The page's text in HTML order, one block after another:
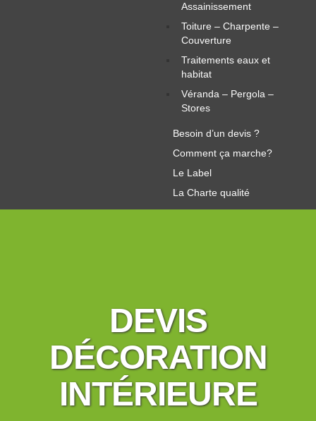
Assainissement
Toiture – Charpente –
Couverture
Traitements eaux et
habitat
Véranda – Pergola –
Stores
Besoin d’un devis ?
Comment ça marche?
Le Label
La Charte qualité
DEVIS
DÉCORATION
INTÉRIEURE